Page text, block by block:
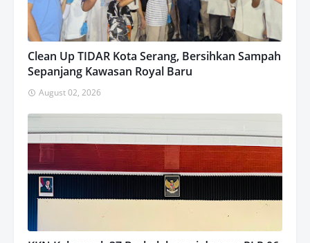
Clean Up TIDAR Kota Serang, Bersihkan Sampah
Sepanjang Kawasan Royal Baru
August 02, 2026